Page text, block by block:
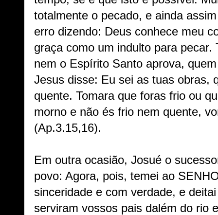
totalmente o pecado, e ainda
erro dizendo: Deus conhece meu
graça como um indulto para pecar.
nem o Espírito Santo aprova,
Jesus disse: Eu sei as tuas obras,
quente. Tomara que foras frio ou
morno e não és frio nem quente,
(Ap.3.15,16).
Em outra ocasião, Josué o
povo: Agora, pois, temei ao
sinceridade e com verdade, e
serviram vossos pais dalém do rio